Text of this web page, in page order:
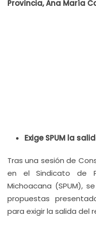
Provincia, Ana María
Exige SPUM la
Tras una sesión de
en el Sindicato de
Michoacana (SPUM),
propuestas
para exigir la salida del